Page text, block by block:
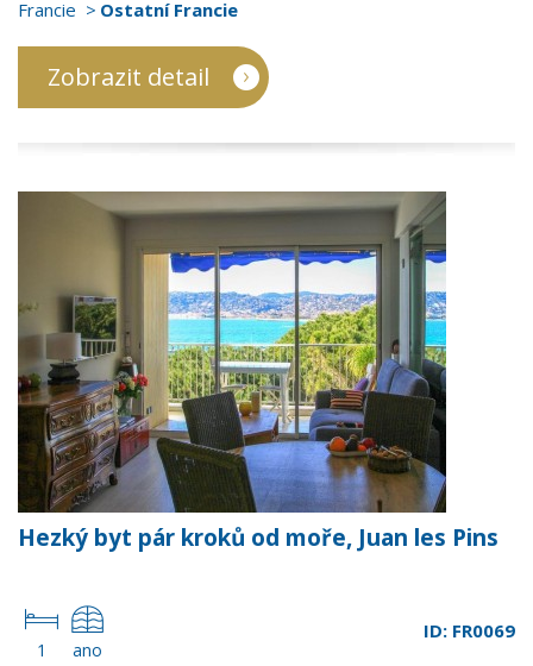
Francie Ostatní Francie
Zobrazit detail
Hezký byt pár kroků od moře, Juan les Pins
1 ano
ID: FR0069